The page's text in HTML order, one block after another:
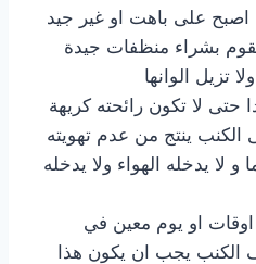
على باهت او غير جيد
بشراء منظفات جيدة
تزيل الوانها
حتى لا تكون رائحته كريهة
الكنب ينتج من عدم تهويته
و لا يدخله الهواء ولا يدخله
او يوم معين في
الكنب يجب ان يكون هذا